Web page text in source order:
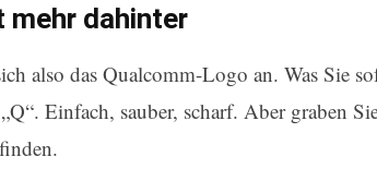
mehr dahinter
also das Qualcomm-Logo an. Was Sie
Einfach, sauber, scharf. Aber graben